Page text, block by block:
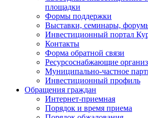
площадки
Формы поддержки
Выставки, семинары,
Инвестиционный портал
Контакты
Форма обратной связи
Ресурсоснабжающие
Муниципально-частное
Инвестиционный профиль
Обращения граждан
Интернет-приемная
Порядок и время приема